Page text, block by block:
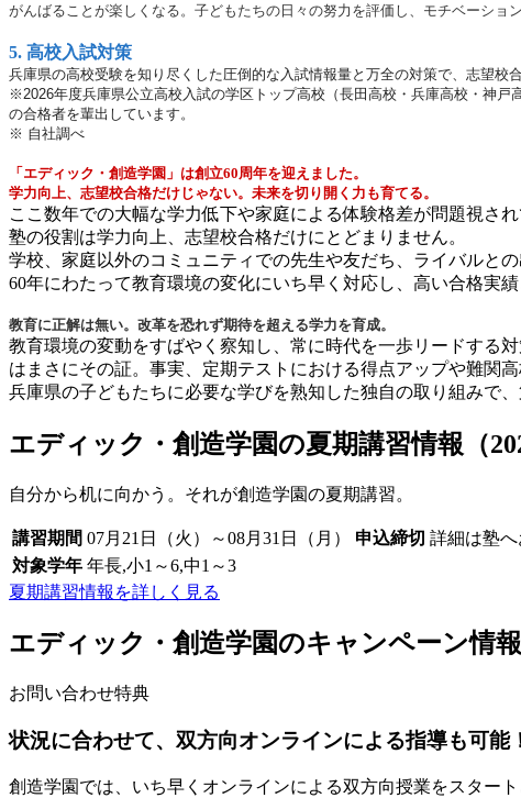
がんばることが楽しくなる。子どもたちの日々の努力を評価し、モチベーショ
5. 高校入試対策
兵庫県の高校受験を知り尽くした圧倒的な入試情報量と万全の対策で、志望校
※2026年度兵庫県公立高校入試の学区トップ高校（長田高校・ 兵庫高校・神戸
の合格者を輩出しています。
※ 自社調べ
「エディック・創造学園」は創立60周年を迎えました。
学力向上、志望校合格だけじゃない。未来を切り開く力も育てる。
ここ数年での大幅な学力低下や家庭による体験格差が問題視さ
塾の役割は学力向上、志望校合格だけにとどまりません。
学校、家庭以外のコミュニティでの先生や友だち、ライバルと
60年にわたって教育環境の変化にいち早く対応し、高い合格実
教育に正解は無い。改革を恐れず期待を超える学力を育成。
教育環境の変動をすばやく察知し、常に時代を一歩リードする
はまさにその証。事実、定期テストにおける得点アップや難関
兵庫県の子どもたちに必要な学びを熟知した独自の取り組みで
エディック・創造学園の夏期講習情報（
自分から机に向かう。それが創造学園の夏期講習。
講習期間 07月21日（火）～08月31日（月） 申込締切 詳細は塾へ
対象学年 年長,小1～6,中1～3
夏期講習情報を詳しく見る
エディック・創造学園のキャンペーン情報
お問い合わせ特典
状況に合わせて、双方向オンラインによる指導も可能
創造学園では、いち早くオンラインによる双方向授業をスター